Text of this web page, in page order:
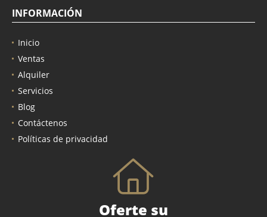
INFORMACIÓN
Inicio
Ventas
Alquiler
Servicios
Blog
Contáctenos
Políticas de privacidad
Oferte su